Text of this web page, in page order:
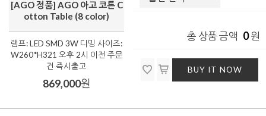
[AGO 정품] AGO 아고 코튼 C
otton Table (8 color)
램프: LED SMD 3W 디밍 사이즈:
W260*H321 오후 2시 이전 주문
건 즉시출고
869,000원
총 상품 금액 0원
BUY IT NOW